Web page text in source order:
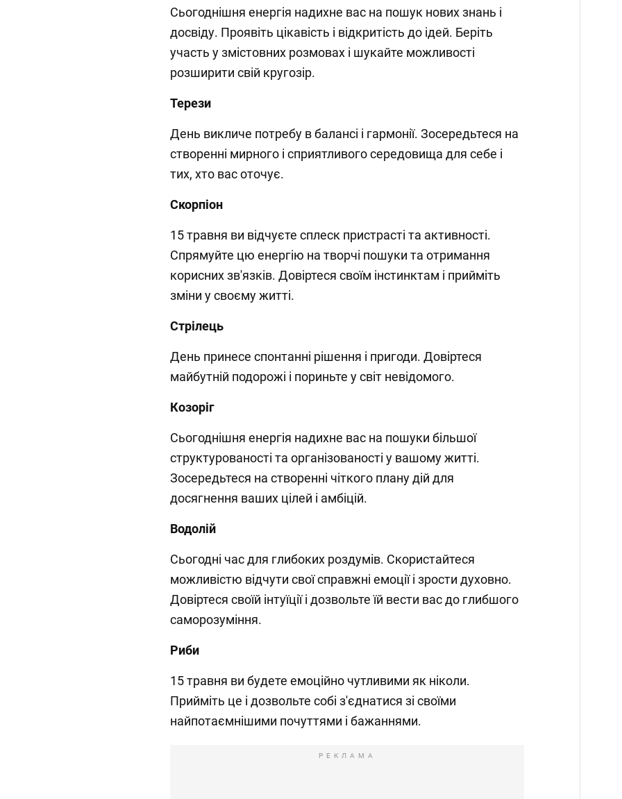
Сьогоднішня енергія надихне вас на пошук нових знань і
досвіду. Проявіть цікавість і відкритість до ідей. Беріть
участь у змістовних розмовах і шукайте можливості
розширити свій кругозір.
Терези
День викличе потребу в балансі і гармонії. Зосередьтеся на
створенні мирного і сприятливого середовища для себе і
тих, хто вас оточує.
Скорпіон
15 травня ви відчуєте сплеск пристрасті та активності.
Спрямуйте цю енергію на творчі пошуки та отримання
корисних зв'язків. Довіртеся своїм інстинктам і прийміть
зміни у своєму житті.
Стрілець
День принесе спонтанні рішення і пригоди. Довіртеся
майбутній подорожі і пориньте у світ невідомого.
Козоріг
Сьогоднішня енергія надихне вас на пошуки більшої
структурованості та організованості у вашому житті.
Зосередьтеся на створенні чіткого плану дій для
досягнення ваших цілей і амбіцій.
Водолій
Сьогодні час для глибоких роздумів. Скористайтеся
можливістю відчути свої справжні емоції і зрости духовно.
Довіртеся своїй інтуїції і дозвольте їй вести вас до глибшого
саморозуміння.
Риби
15 травня ви будете емоційно чутливими як ніколи.
Прийміть це і дозвольте собі з'єднатися зі своїми
найпотаємнішими почуттями і бажаннями.
РЕКЛАМА